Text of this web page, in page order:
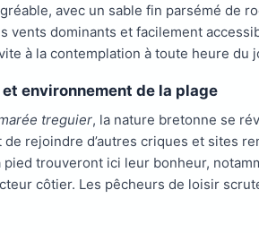
avec un sable fin parsémé de
vents dominants et facilement
à la contemplation à toute heure du
environnement de la plage
treguier, la nature bretonne se
rejoindre d’autres criques et sites
pied trouveront ici leur bonheur,
côtier. Les pêcheurs de loisir